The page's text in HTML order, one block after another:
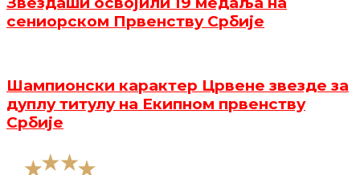
сениорском Првенству Србије
Шампионски карактер Црвене звезде за
дуплу титулу на Екипном првенству
Србије